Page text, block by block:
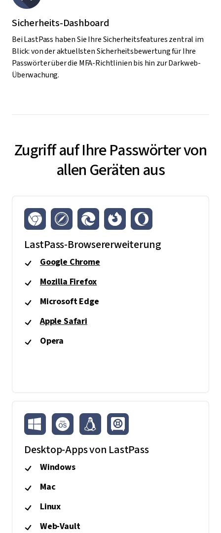
Sicherheits-Dashboard
Bei LastPass haben Sie Ihre Sicherheitsfeatures zentral im
Blick: von der aktuellsten Sicherheitsbewertung für Ihre
Passwörter über die MFA-Richtlinien bis hin zur Darkweb-
Überwachung.
Zugriff auf Ihre Passwörter von
allen Geräten aus
LastPass-Browsererweiterung
Google Chrome
Mozilla Firefox
Microsoft Edge
Apple Safari
Opera
Desktop-Apps von LastPass
Windows
Mac
Linux
Web-Vault